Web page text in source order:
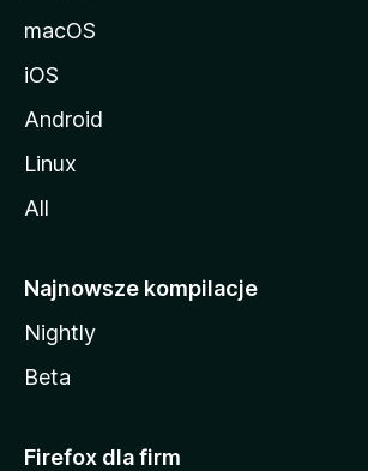
macOS
iOS
Android
Linux
All
Najnowsze kompilacje
Nightly
Beta
Firefox dla firm